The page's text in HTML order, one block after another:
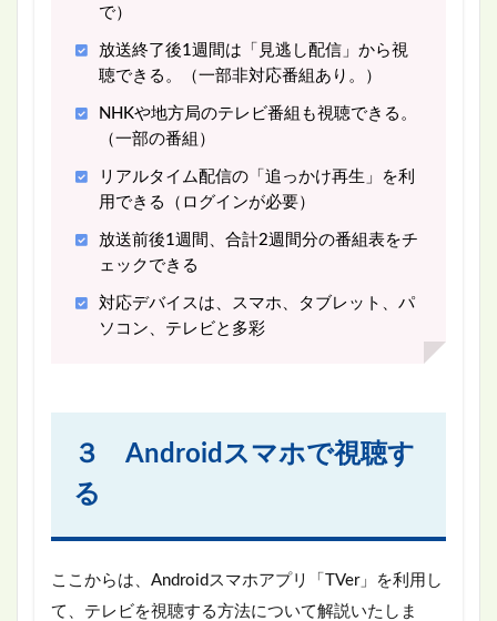
で）
放送終了後1週間は「見逃し配信」から視
聴できる。（一部非対応番組あり。）
NHKや地方局のテレビ番組も視聴できる。
（一部の番組）
リアルタイム配信の「追っかけ再生」を利
用できる（ログインが必要）
放送前後1週間、合計2週間分の番組表をチ
ェックできる
対応デバイスは、スマホ、タブレット、パ
ソコン、テレビと多彩
３ Androidスマホで視聴す
る
ここからは、Androidスマホアプリ「TVer」を利用し
て、テレビを視聴する方法について解説いたしま